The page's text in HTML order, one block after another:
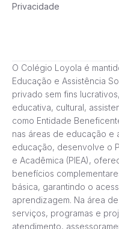
Privacidade
O Colégio Loyola é
Educação e Assistência
privado sem fins
educativa, cultural,
como Entidade
nas áreas de educação e
educação, desenvolve o
e Acadêmica (PIEA),
benefícios
básica, garantindo o
aprendizagem. Na área
serviços, programas e
atendimento,